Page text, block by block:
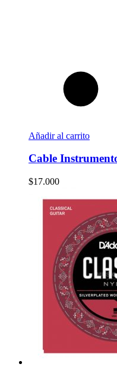
Añadir al carrito
Cable
$17.000